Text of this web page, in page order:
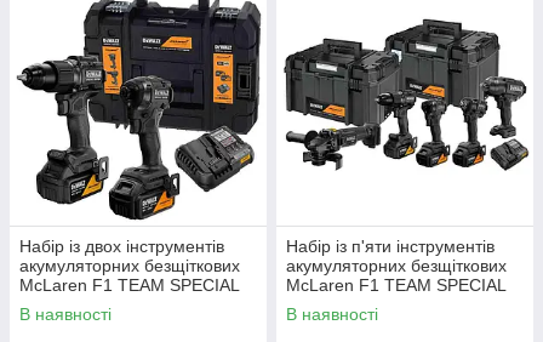
Набір із двох інструментів
акумуляторних безщіткових
McLaren F1 TEAM SPECIAL
EDITION DeWALT
DCK2222MP2T
В наявності
Набір із п'яти інструментів
акумуляторних безщіткових
McLaren F1 TEAM SPECIAL
EDITION DeWALT
DCK5222MP3T
В наявності